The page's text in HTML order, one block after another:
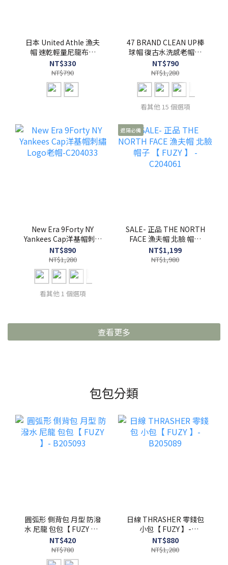
日本 United Athle 漁夫
帽 速乾輕量尼龍布【
FUZY 】- UA9674
NT$330
NT$790
47 BRAND CLEAN UP棒
球帽 復古水洗感老帽洋
基紅襪道奇刺繡 -
C204034
NT$790
NT$1,280
看其他 15 個選項
New Era 9Forty NY
Yankees Cap洋基帽刺繡
Logo老帽-C204033
NT$890
NT$1,280
看其他 1 個選項
遮陽必備
SALE- 正品 THE NORTH
FACE 漁夫帽 北臉 帽子
【 FUZY 】 - C204061
NT$1,199
NT$1,980
查看更多
包包分類
圓弧形 側背包 月型 防潑
水 尼龍 包包【 FUZY 】-
B205093
NT$420
NT$780
日線 THRASHER 零錢包
小包【 FUZY 】-
B205089
NT$880
NT$1,280